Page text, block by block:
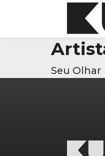
Seu Olhar